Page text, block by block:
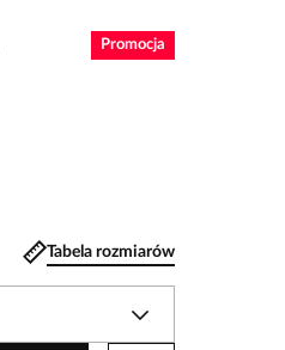
Promocja
Tabela rozmiarów